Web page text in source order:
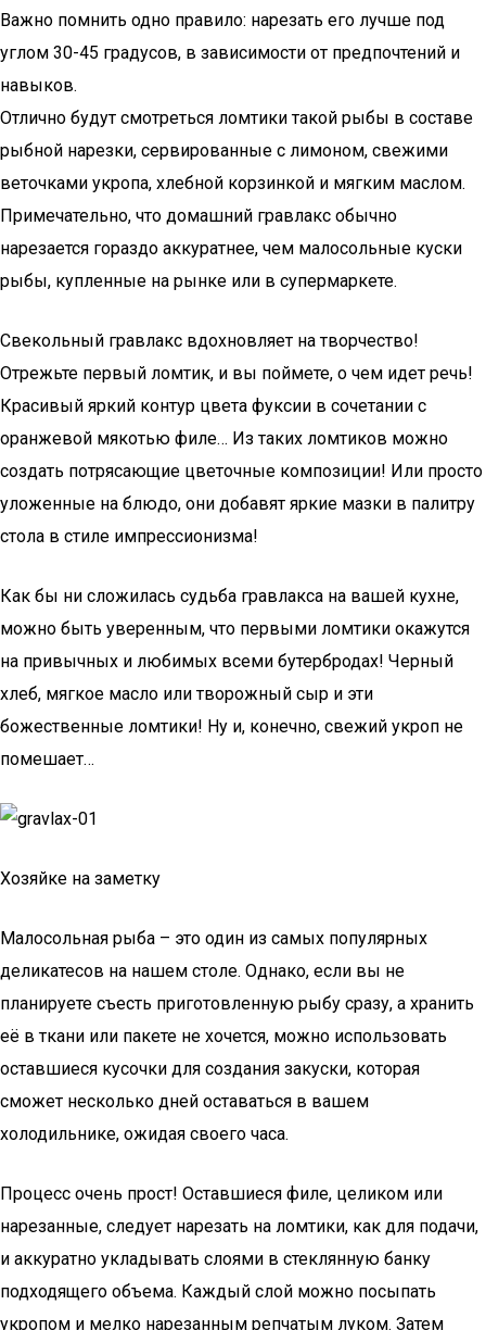
Важно помнить одно правило: нарезать его лучше под
углом 30-45 градусов, в зависимости от предпочтений и
навыков.
Отлично будут смотреться ломтики такой рыбы в составе
рыбной нарезки, сервированные с лимоном, свежими
веточками укропа, хлебной корзинкой и мягким маслом.
Примечательно, что домашний гравлакс обычно
нарезается гораздо аккуратнее, чем малосольные куски
рыбы, купленные на рынке или в супермаркете.
Свекольный гравлакс вдохновляет на творчество!
Отрежьте первый ломтик, и вы поймете, о чем идет речь!
Красивый яркий контур цвета фуксии в сочетании с
оранжевой мякотью филе… Из таких ломтиков можно
создать потрясающие цветочные композиции! Или просто
уложенные на блюдо, они добавят яркие мазки в палитру
стола в стиле импрессионизма!
Как бы ни сложилась судьба гравлакса на вашей кухне,
можно быть уверенным, что первыми ломтики окажутся
на привычных и любимых всеми бутербродах! Черный
хлеб, мягкое масло или творожный сыр и эти
божественные ломтики! Ну и, конечно, свежий укроп не
помешает…
Хозяйке на заметку
Малосольная рыба – это один из самых популярных
деликатесов на нашем столе. Однако, если вы не
планируете съесть приготовленную рыбу сразу, а хранить
её в ткани или пакете не хочется, можно использовать
оставшиеся кусочки для создания закуски, которая
сможет несколько дней оставаться в вашем
холодильнике, ожидая своего часа.
Процесс очень прост! Оставшиеся филе, целиком или
нарезанные, следует нарезать на ломтики, как для подачи,
и аккуратно укладывать слоями в стеклянную банку
подходящего объема. Каждый слой можно посыпать
укропом и мелко нарезанным репчатым луком. Затем